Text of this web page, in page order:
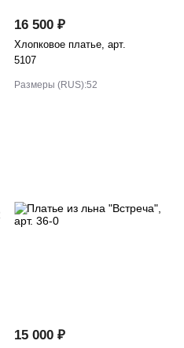
16 500 ₽
Хлопковое платье, арт.
5107
Размеры (RUS):52
15 000 ₽